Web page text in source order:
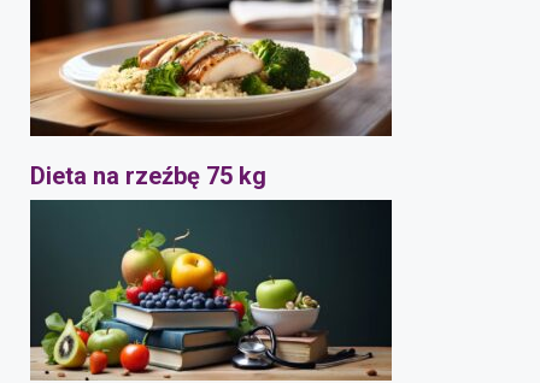
Dieta na rzeźbę 75 kg